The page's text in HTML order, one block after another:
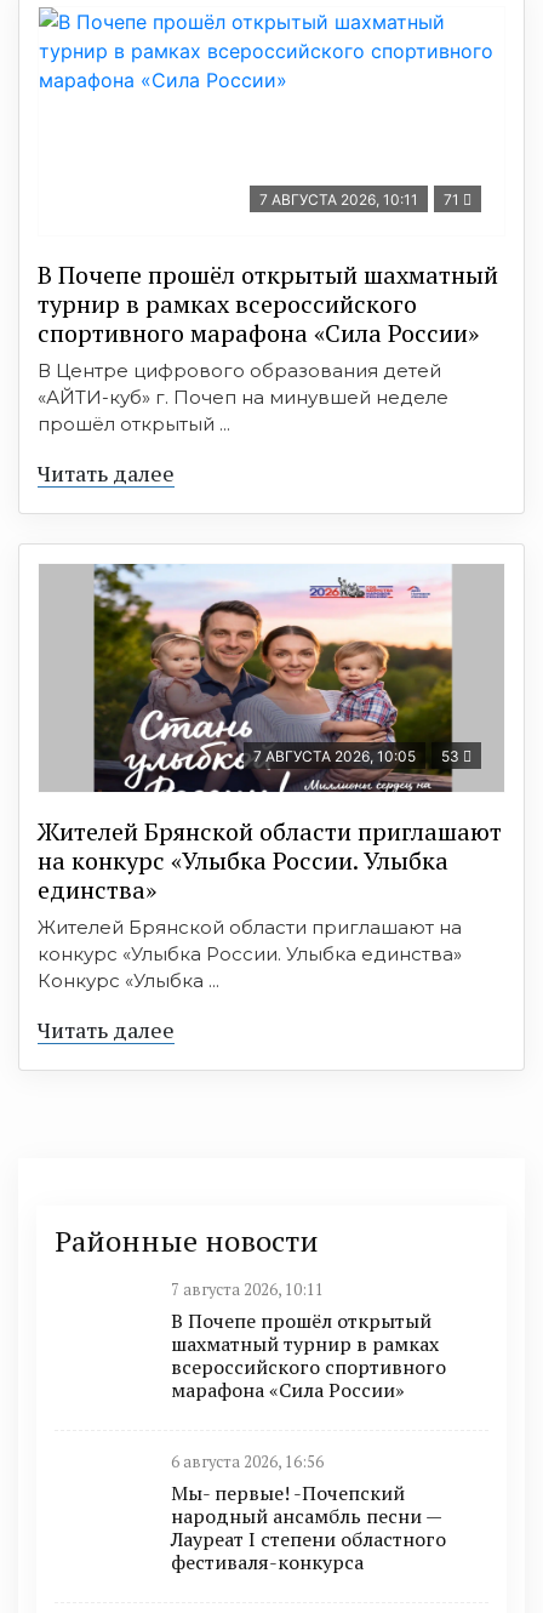
7 АВГУСТА 2026, 10:11 71
В Почепе прошёл открытый шахматный
турнир в рамках всероссийского
спортивного марафона «Сила России»
В Центре цифрового образования детей
«АЙТИ-куб» г. Почеп на минувшей неделе
прошёл открытый ...
Читать далее
7 АВГУСТА 2026, 10:05 53
Жителей Брянской области приглашают
на конкурс «Улыбка России. Улыбка
единства»
Жителей Брянской области приглашают на
конкурс «Улыбка России. Улыбка единства»
Конкурс «Улыбка ...
Читать далее
Районные новости
7 августа 2026, 10:11
В Почепе прошёл открытый
шахматный турнир в рамках
всероссийского спортивного
марафона «Сила России»
6 августа 2026, 16:56
Мы- первые! -Почепский
народный ансамбль песни —
Лауреат I степени областного
фестиваля-конкурса